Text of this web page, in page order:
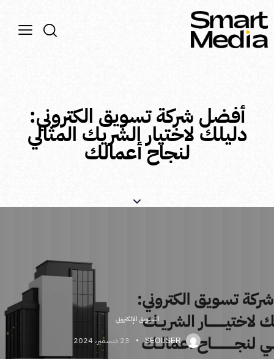
أفضل شركة تسويق الكتروني:
دليلك لاختيار الشريك المثالي
لنجاح أعمالك
التسويق الإلكتروني
SEOUSER 23 ديسمبر، 2024